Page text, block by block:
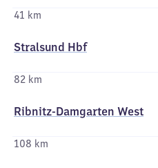
41 km
Stralsund Hbf
82 km
Ribnitz-Damgarten West
108 km